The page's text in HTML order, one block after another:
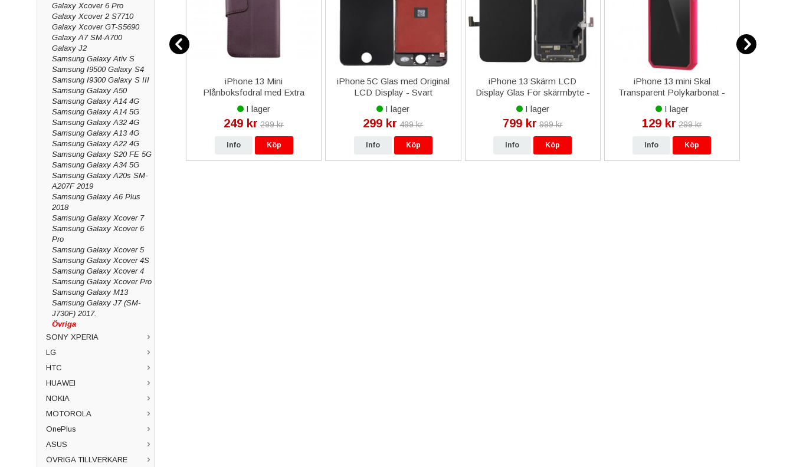
Galaxy Xcover 6 Pro
Galaxy Xcover 2 S7710
Galaxy Xcover GT-S5690
Galaxy A7 SM-A700
Galaxy J2
Samsung Galaxy Ativ S
Samsung I9500 Galaxy S4
Samsung I9300 Galaxy S III
Samsung Galaxy A50
Samsung Galaxy A14 4G
Samsung Galaxy A14 5G
Samsung Galaxy A32 4G
Samsung Galaxy A13 4G
Samsung Galaxy A22 4G
Samsung Galaxy S20 FE 5G
Samsung Galaxy A34 5G
Samsung Galaxy A20s SM-
A207F 2019
Samsung Galaxy A6 Plus
2018
Samsung Galaxy Xcover 7
Samsung Galaxy Xcover 6
Pro
Samsung Galaxy Xcover 5
Samsung Galaxy Xcover 4S
Samsung Galaxy Xcover 4
Samsung Galaxy Xcover Pro
Samsung Galaxy M13
Samsung Galaxy J7 (SM-
J730F) 2017.
Övriga
SONY XPERIA
LG
HTC
HUAWEI
NOKIA
MOTOROLA
OnePlus
ASUS
ÖVRIGA TILLVERKARE
iPhone 6 Batteri i Högsta
Kvalitet
I lager
115 kr 229 kr
Info Köp
iPhone 13 Mini
Plånboksfodral med Extra
Kortfack - Mörklila
I lager
249 kr 299 kr
Info Köp
iPhone 5C Glas med Original
LCD Display - Svart
I lager
299 kr 499 kr
Info Köp
iPhone 13 Skärm LCD
Display Glas För skärmbyte -
Svart
I lager
799 kr 999 kr
Info Köp
iPhone 13 mini Skal
Transparent Polykarbonat -
Rosa
I lager
129 kr 299 kr
Info Köp